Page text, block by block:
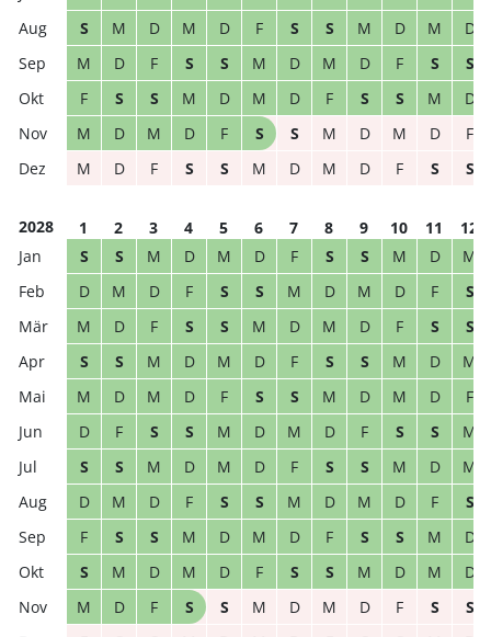
S
M D M D F S S M D M
D
M
D F S S M D M D F S
S
F
S S M D M D F S S M
D
M
D M D F S S M D M D
F
M
D F S S M D M D F S S
2028 1 2 3 4 5 6 7 8 9 10 11
12
S
S M D M D F S S M D
M
D
M D F S S M D M D F
S
M
D F S S M D M D F S
S
S
S M D M D F S S M D
M
M
D M D F S S M D M D
F
D
F S S M D M D F S S
M
S
S M D M D F S S M D
M
D
M D F S S M D M D F
S
F
S S M D M D F S S M
D
S
M D M D F S S M D M
D
M
D F S S M D M D F S
S